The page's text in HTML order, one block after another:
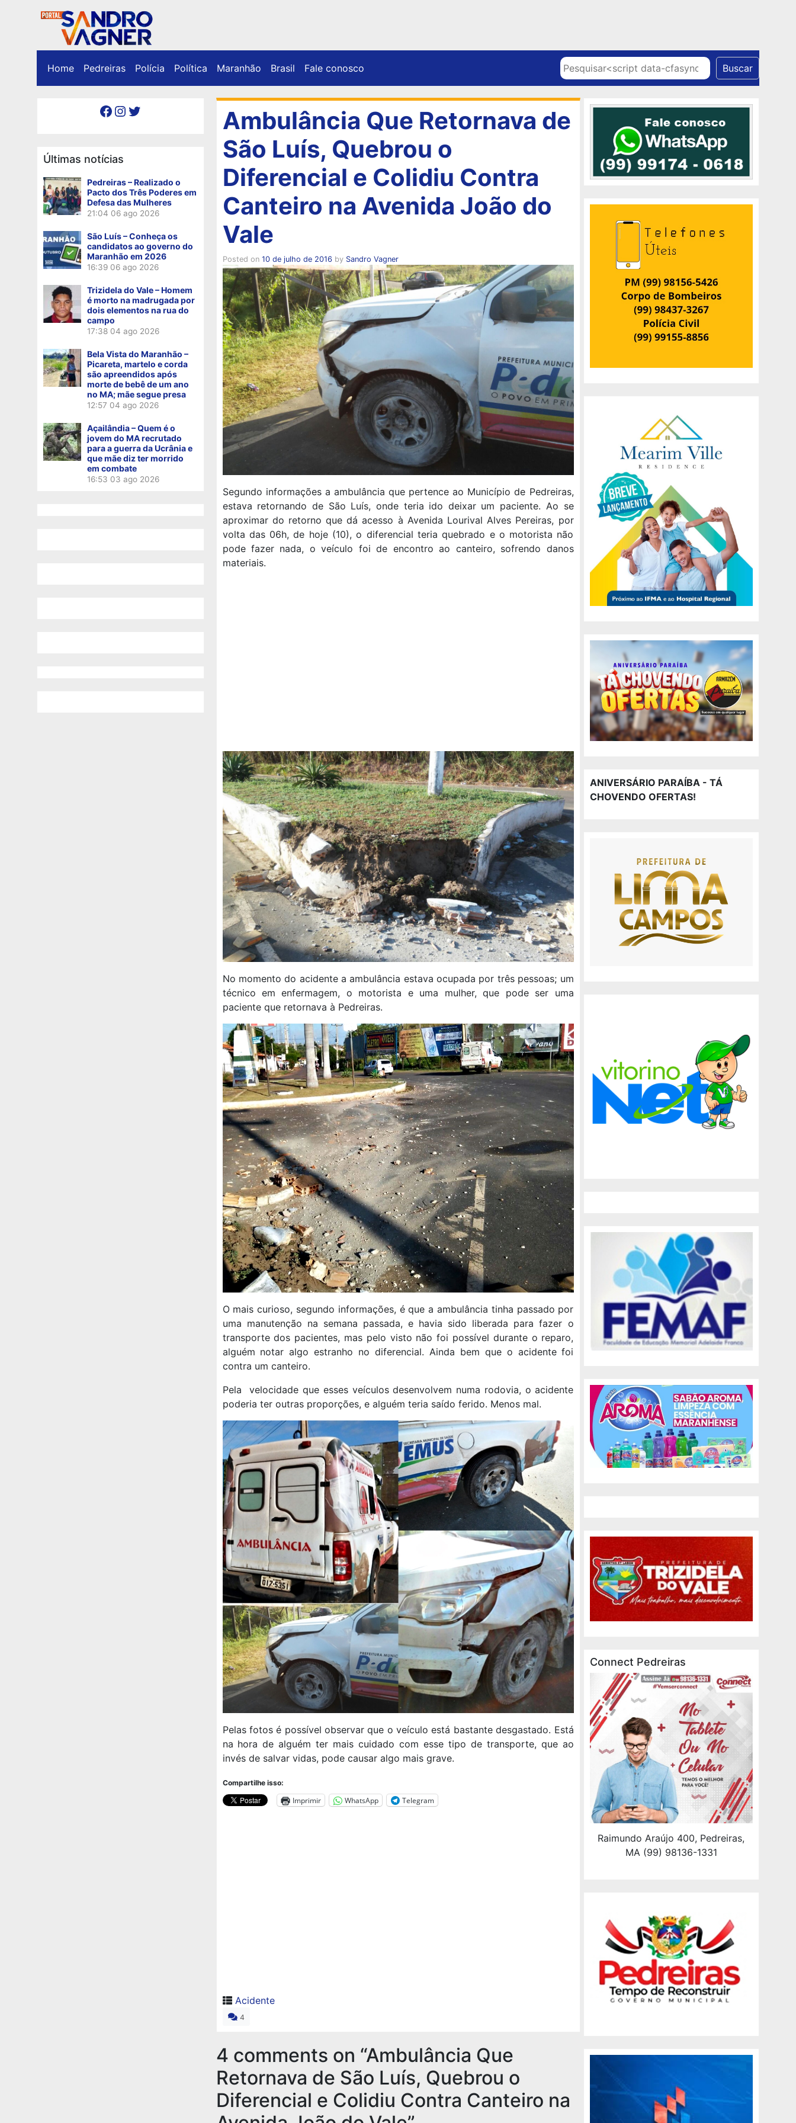
Home Pedreiras Polícia Política Maranhão Brasil Fale conosco Pesquisar Buscar
Facebook Instagram Twitter
Últimas notícias
Pedreiras – Realizado o
Pacto dos Três Poderes em
Defesa das Mulheres
21:04 06 ago 2026
São Luís – Conheça os
candidatos ao governo do
Maranhão em 2026
16:39 06 ago 2026
Trizidela do Vale – Homem
é morto na madrugada por
dois elementos na rua do
campo
17:38 04 ago 2026
Bela Vista do Maranhão –
Picareta, martelo e corda
são apreendidos após
morte de bebê de um ano
no MA; mãe segue presa
12:57 04 ago 2026
Açailândia – Quem é o
jovem do MA recrutado
para a guerra da Ucrânia e
que mãe diz ter morrido
em combate
16:53 03 ago 2026
Ambulância Que Retornava de
São Luís, Quebrou o
Diferencial e Colidiu Contra
Canteiro na Avenida João do
Vale
Posted on 10 de julho de 2016 by Sandro Vagner
Segundo informações a ambulância que pertence ao Município de Pedreiras,
estava retornando de São Luís, onde teria ido deixar um paciente. Ao se
aproximar do retorno que dá acesso à Avenida Lourival Alves Pereiras, por
volta das 06h, de hoje (10), o diferencial teria quebrado e o motorista não
pode fazer nada, o veículo foi de encontro ao canteiro, sofrendo danos
materiais.
No momento do acidente a ambulância estava ocupada por três pessoas; um
técnico em enfermagem, o motorista e uma mulher, que pode ser uma
paciente que retornava à Pedreiras.
O mais curioso, segundo informações, é que a ambulância tinha passado por
uma manutenção na semana passada, e havia sido liberada para fazer o
transporte dos pacientes, mas pelo visto não foi possível durante o reparo,
alguém notar algo estranho no diferencial. Ainda bem que o acidente foi
contra um canteiro.
Pela velocidade que esses veículos desenvolvem numa rodovia, o acidente
poderia ter outras proporções, e alguém teria saído ferido. Menos mal.
Pelas fotos é possível observar que o veículo está bastante desgastado. Está
na hora de alguém ter mais cuidado com esse tipo de transporte, que ao
invés de salvar vidas, pode causar algo mais grave.
Compartilhe isso:
Imprimir WhatsApp Telegram
Acidente
4
4 comments on “Ambulância Que
Retornava de São Luís, Quebrou o
Diferencial e Colidiu Contra Canteiro na
ANIVERSÁRIO PARAÍBA - TÁ
CHOVENDO OFERTAS!
Connect Pedreiras
Raimundo Araújo 400, Pedreiras,
MA (99) 98136-1331